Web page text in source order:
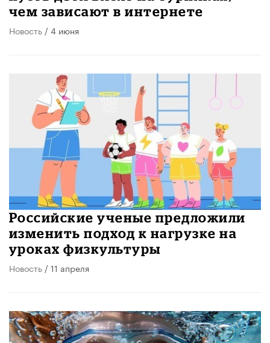
чем зависают в интернете
Новость / 4 июня
Российские ученые предложили
изменить подход к нагрузке на
уроках физкультуры
Новость / 11 апреля